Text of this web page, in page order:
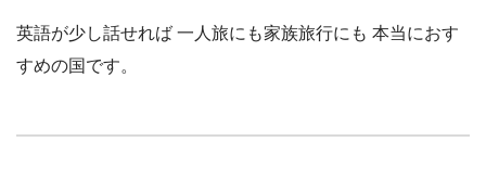
英語が少し話せれば 一人旅にも家族旅行にも 本当におす
すめの国です。